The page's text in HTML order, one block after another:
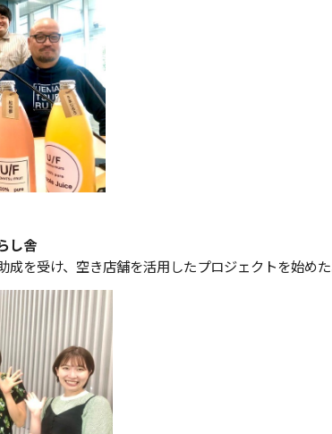
し舎
成を受け、空き店舗を活用したプロジェクトを始め